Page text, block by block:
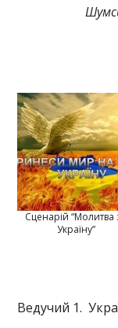
Сценарій “Молитва
Україну”
Ведучий 1.